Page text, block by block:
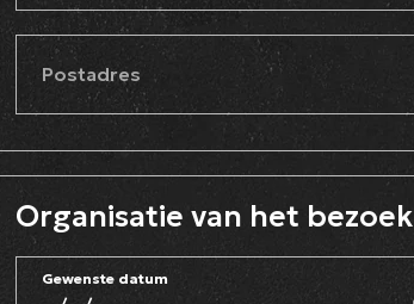
Postadres
Organisatie van het bezoek
Gewenste datum